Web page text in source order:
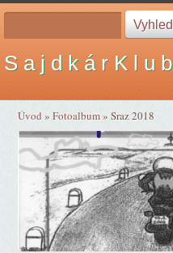
S a j d k á r K l u b
Úvod »Fotoalbum»Sraz 2018